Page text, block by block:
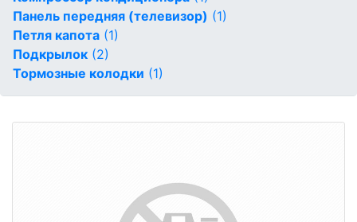
Панель передняя (телевизор) (1)
Петля капота (1)
Подкрылок (2)
Тормозные колодки (1)